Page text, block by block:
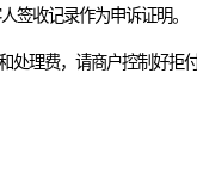
签收记录作为申诉证明。
理费，请商户控制好